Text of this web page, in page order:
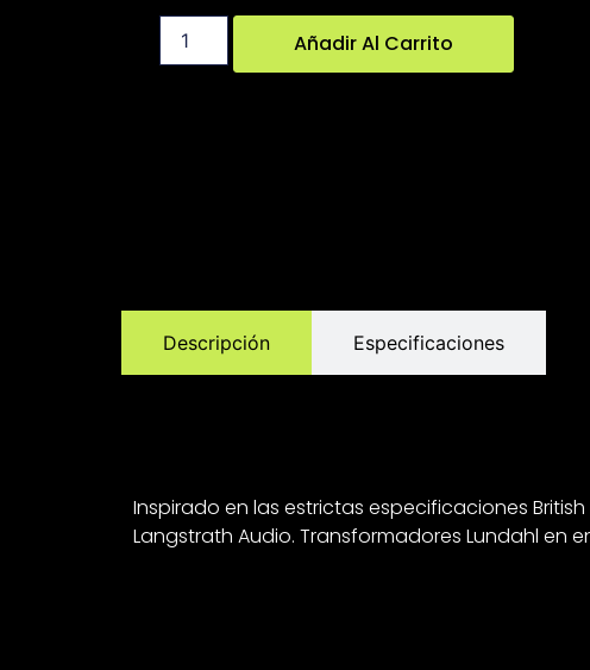
Añadir Al Carrito
Descripción Especificaciones
Inspirado en las estrictas especificaciones
Langstrath Audio. Transformadores Lundahl